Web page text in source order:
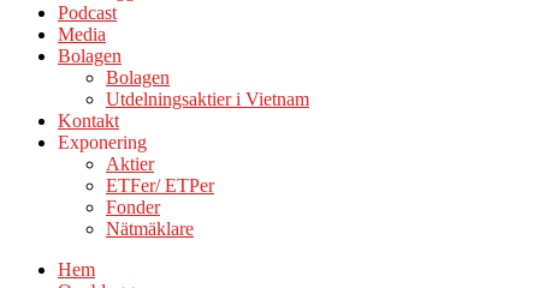
Podcast
Media
Bolagen
Bolagen
Utdelningsaktier i Vietnam
Kontakt
Exponering
Aktier
ETFer/ ETPer
Fonder
Nätmäklare
Hem